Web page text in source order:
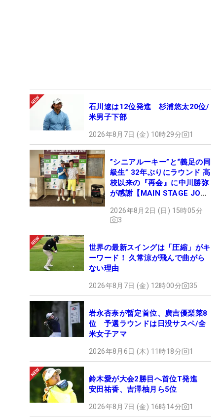
石川遼は12位発進 杉浦悠太20位/
米男子下部
2026年8月7日 (金) 10時29分 1
”シニアルーキー”と“義足の同
級生” 32年ぶりにラウンド 高
校以来の『再会』に中川勝弥
が感謝【MAIN STAGE JOYX
2026年8月2日 (日) 15時05分
3
世界の最新スイングは「圧縮」がキ
ーワード！ 久常涼が飛んで曲がら
ない理由
2026年8月7日 (金) 12時00分 35
岩永杏奈が暫定首位、廣吉優梨菜8
位 予選ラウンドは日没サスペ/全
米女子アマ
2026年8月6日 (木) 11時18分 1
鈴木愛が大会2勝目へ首位T発進
安田祐香、吉澤柚月ら5位
2026年8月7日 (金) 16時14分 1